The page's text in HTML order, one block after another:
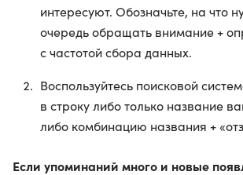
интересуют. Обозначьте, на что
очередь обращать внимание +
с частотой сбора данных.
Воспользуйтесь поисковой
в строку либо только название
либо комбинацию названия +
Если упоминаний много и новые